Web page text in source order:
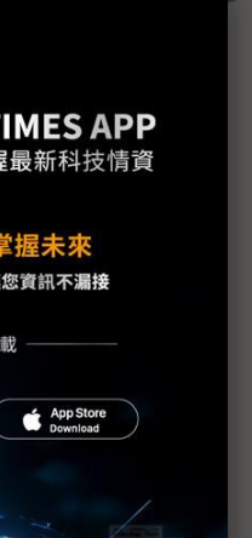
AP Exynos 2500又
S25 FE或沿用
陷入利與名的天人交
月Exynos 2600首發
有望藉Galaxy S26
內部換手弊大於利